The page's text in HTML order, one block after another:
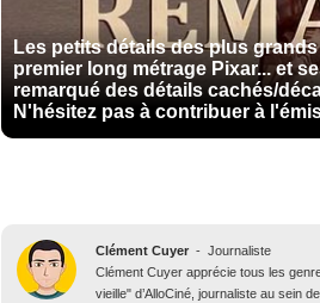
Les petits détails des plus
premier long métrage Pixar... et
remarqué des détails cachés/
N'hésitez pas à contribuer à
Clément Cuyer - Journaliste
Clément Cuyer apprécie tous les
vieille" d’AlloCiné, journaliste au sein